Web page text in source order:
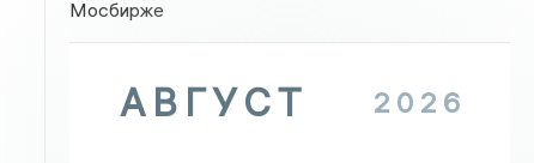
Мосбирже
АВГУСТ 2026